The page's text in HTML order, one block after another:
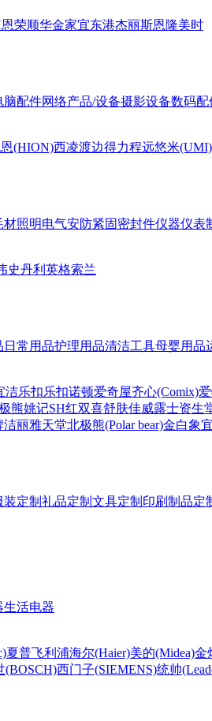
恩荣顺华金家宜东港杰丽斯恩隆美时
脑配件网络产品/设备摄影设备数码配
(HION)西凌渡边得力程远悠米(UMI)
材照明电气安防紧固密封件仪器仪表
史丹利 英格索兰
日常用品护理用品清洁工具母婴用品
洁乐扣乐扣诺顿爱奇屋齐心(Comix)
熊姚记SH红双喜舒肤佳威露士资生
洁丽雅天堂北极熊(Polar bear)金白象
装定制 礼品定制 文具定制 印刷制品定
生活电器
夏普飞利浦海尔(Haier)美的(Midea)金
(BOSCH)西门子(SIEMENS)统帅